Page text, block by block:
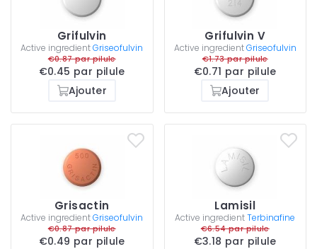
Grifulvin
Active ingredientGriseofulvin
€0.87 par pilule
€0.45 par pilule
Ajouter
Grifulvin V
Active ingredientGriseofulvin
€1.73 par pilule
€0.71 par pilule
Ajouter
Grisactin
Active ingredientGriseofulvin
€0.87 par pilule
€0.49 par pilule
Lamisil
Active ingredientTerbinafine
€6.54 par pilule
€3.18 par pilule